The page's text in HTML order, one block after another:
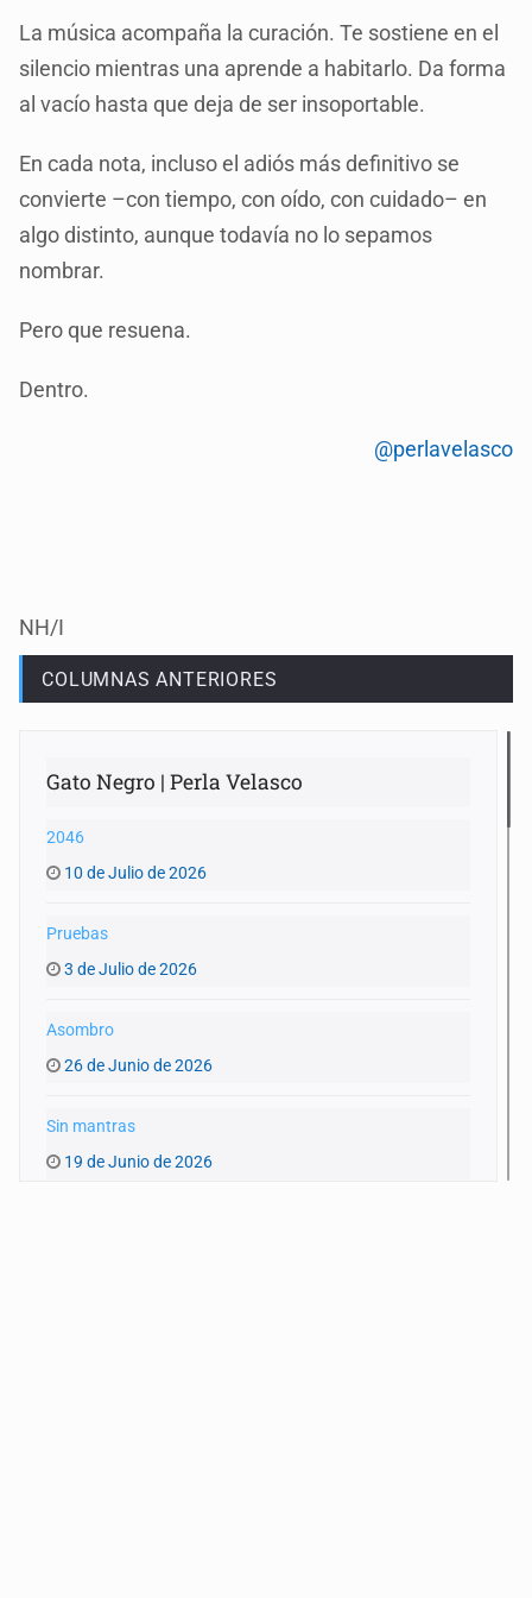
La música acompaña la curación. Te sostiene en el
silencio mientras una aprende a habitarlo. Da forma
al vacío hasta que deja de ser insoportable.
En cada nota, incluso el adiós más definitivo se
convierte –con tiempo, con oído, con cuidado– en
algo distinto, aunque todavía no lo sepamos
nombrar.
Pero que resuena.
Dentro.
@perlavelasco
NH/I
COLUMNAS ANTERIORES
Gato Negro | Perla Velasco
2046
10 de Julio de 2026
Pruebas
3 de Julio de 2026
Asombro
26 de Junio de 2026
Sin mantras
19 de Junio de 2026